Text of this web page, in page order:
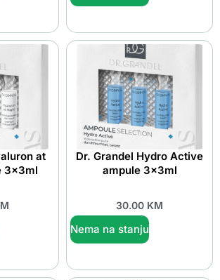
at
3x3ml
Dr. Grandel Hydro Active
ampule 3x3ml
30.00 KM
Nema na stanju